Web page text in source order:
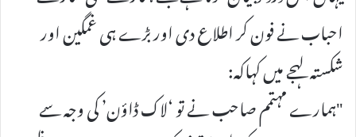
احباب نے فون کر اطلاع دی اور بڑے ہی غمگین اور
شکستہ لہجے میں کہاکہ:
"ہمارے مہتمم صاحب نے تو ‘لاک ڈاؤن’ کی وجہ سے